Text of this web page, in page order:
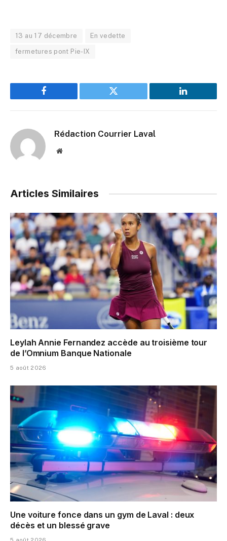
13 au 17 décembre En vedette
fermetures pont Pie-IX
Facebook Twitter LinkedIn
Rédaction Courrier Laval
Website
Articles Similaires
Leylah Annie Fernandez accède au troisième tour
de l’Omnium Banque Nationale
5 août 2026
Une voiture fonce dans un gym de Laval : deux
décès et un blessé grave